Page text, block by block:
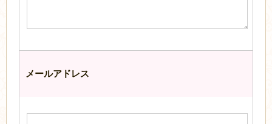
メールアドレス